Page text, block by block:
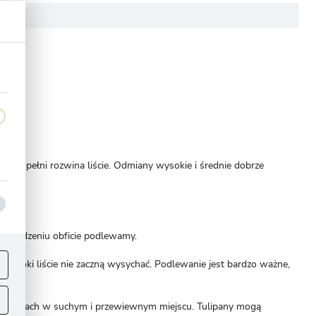
w pełni rozwina liście. Odmiany wysokie i średnie dobrze
obficie podlewamy.
liście nie zaczną wysychać. Podlewanie jest bardzo ważne,
w suchym i przewiewnym miejscu. Tulipany mogą